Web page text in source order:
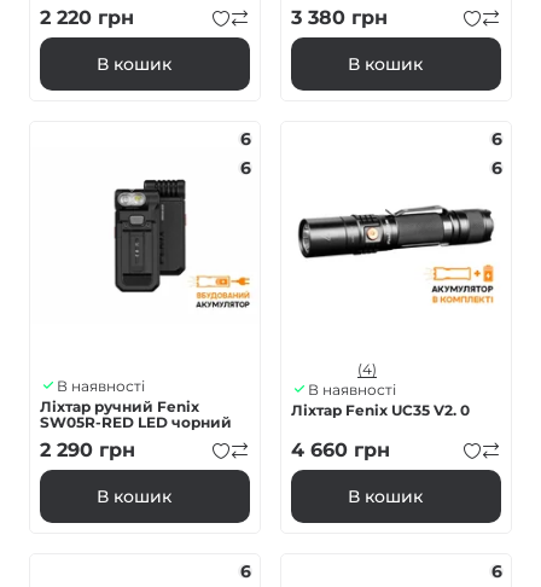
2 220 грн
В кошик
3 380 грн
В кошик
6
6
В наявності
Ліхтар ручний Fenix
SW05R-RED LED чорний
2 290 грн
В кошик
6
6
(4)
В наявності
Ліхтар Fenix UC35 V2. 0
4 660 грн
В кошик
6
6